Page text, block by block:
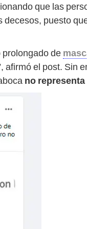
que las
puesto
prolongado de
afirmó el post. Sin
no